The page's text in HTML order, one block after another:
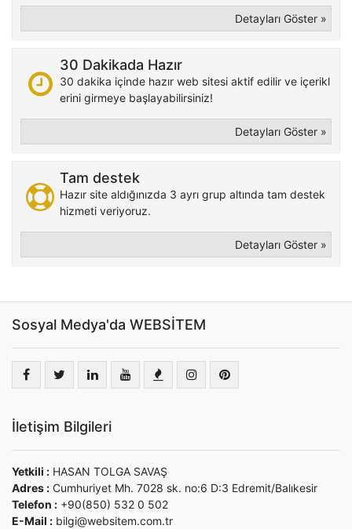
Detayları Göster »
30 Dakikada Hazır
30 dakika içinde hazır web sitesi aktif edilir ve içerikl
erini girmeye başlayabilirsiniz!
Detayları Göster »
Tam destek
Hazır site aldığınızda 3 ayrı grup altında tam destek
hizmeti veriyoruz.
Detayları Göster »
Sosyal Medya'da WEBSİTEM
İletişim Bilgileri
Yetkili : HASAN TOLGA SAVAŞ
Adres : Cumhuriyet Mh. 7028 sk. no:6 D:3 Edremit/Balıkesir
Telefon : +90(850) 532 0 502
E-Mail : bilgi@websitem.com.tr